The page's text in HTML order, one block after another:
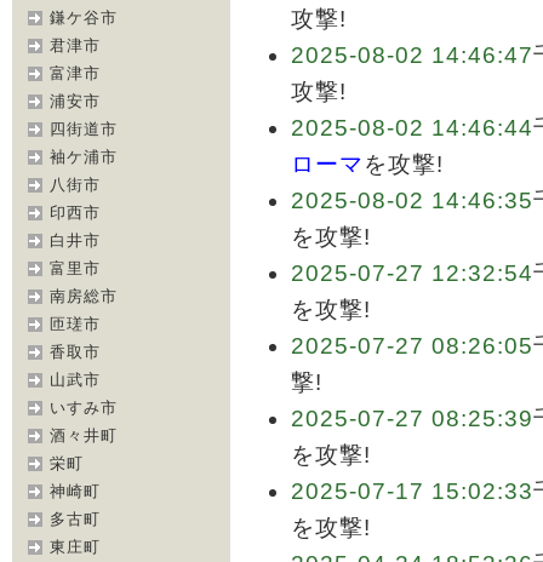
鎌ケ谷市
君津市
富津市
浦安市
四街道市
袖ケ浦市
八街市
印西市
白井市
富里市
南房総市
匝瑳市
香取市
山武市
いすみ市
酒々井町
栄町
神崎町
多古町
東庄町
攻撃!
2025-08-02 14:46:47
攻撃!
2025-08-02 14:46:44
ローマを攻撃!
2025-08-02 14:46:35
を攻撃!
2025-07-27 12:32:54
を攻撃!
2025-07-27 08:26:05
撃!
2025-07-27 08:25:39
を攻撃!
2025-07-17 15:02:33
を攻撃!